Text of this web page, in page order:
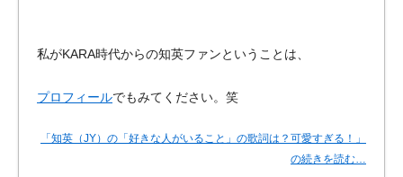
私がKARA時代からの知英ファンということは、
プロフィールでもみてください。笑
「知英（JY）の「好きな人がいること」の歌詞は？可愛すぎる！」
の続きを読む…